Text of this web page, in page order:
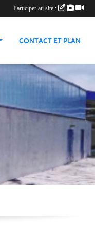
CONTACT ET PLAN
Participer au site :